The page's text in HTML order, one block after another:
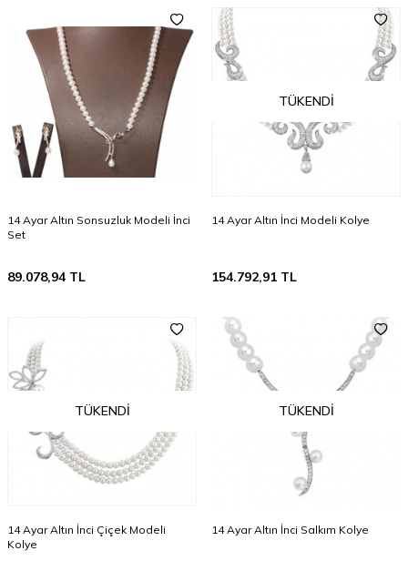
14 Ayar Altın Sonsuzluk Modeli İnci
Set
89.078,94 TL
TÜKENDI
14 Ayar Altın İnci Modeli Kolye
154.792,91 TL
TÜKENDI
14 Ayar Altın İnci Çiçek Modeli
Kolye
TÜKENDI
14 Ayar Altın İnci Salkım Kolye